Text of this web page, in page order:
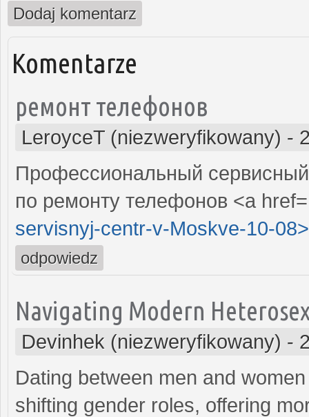
Dodaj komentarz
Komentarze
ремонт телефонов
LeroyceT (niezweryfikowany) -
Профессиональный
по ремонту телефонов <a href=
servisnyj-centr-v-Moskve-10-08>
odpowiedz
Navigating Modern
Devinhek (niezweryfikowany) -
Dating between men and
shifting gender roles, offering